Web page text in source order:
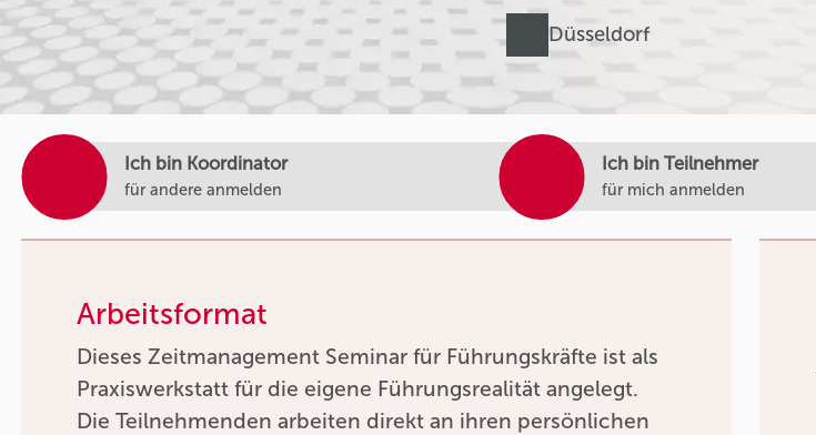
Düsseldorf
Arbeitsformat
Dieses Zeitmanagement Seminar für Führungskräfte ist als
Praxiswerkstatt für die eigene Führungsrealität angelegt.
Die Teilnehmenden arbeiten direkt an ihren persönlichen
Ich bin Koordinator
für andere anmelden
Ich bin Teilnehmer
für mich anmelden